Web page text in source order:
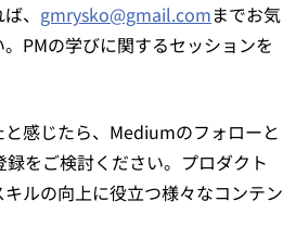
、 gmrysko@gmail.comまでお気
PMの学びに関するセッションを
感じたら、Mediumのフォローと
をご検討ください。プロダクト
ルの向上に役立つ様々なコンテン